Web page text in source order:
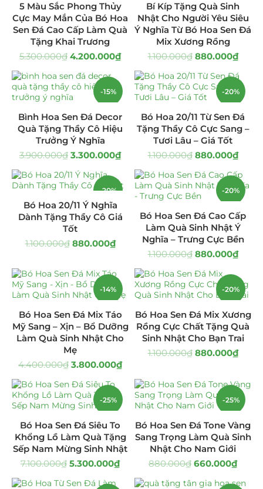
Tiểu Cảnh Lan Sen Đá
Hoa Ngày Lễ 8/3
Hoa Tặng 20/10
Quà Tặng (507)
Quà Noel - Quà Giáng Sinh
Quà Tặng Khách Hàng
(320)
Sen Đá DECOR
Bó Hoa Sen Đá (32)
Hoa Cưới Sen Đá
Hoa Khai Trương Sen Đá (299)
Hoa Sinh Nhật Sen Đá (340)
Lẵng Hoa Sen Đá (160)
Tiểu Cảnh Sen Đá
5 Màu Sắc Phong Thủy
Cực May Mắn Của Bó Hoa
Sen Đá Cao Cấp Làm Quà
Tặng Khai Trương
5.300.000₫ 4.200.000₫
Bí Kíp Tặng Quà Sinh
Nhật Cho Người Yêu Siêu
Ý Nghĩa Từ Bó Hoa Sen Đá
Mix Xương Rồng
1.100.000₫ 880.000₫
-15%
Bình Hoa Sen Đá Decor
Quà Tặng Thầy Cô Hiệu
Trưởng Ý Nghĩa
3.900.000₫ 3.300.000₫
-20%
Bó Hoa 20/11 Từ Sen Đá
Tặng Thầy Cô Cực Sang –
Tươi Lâu – Giá Tốt
1.100.000₫ 880.000₫
-20%
Bó Hoa 20/11 Ý Nghĩa
Dành Tặng Thầy Cô Giá
Tốt
1.100.000₫ 880.000₫
-20%
Bó Hoa Sen Đá Cao Cấp
Làm Quà Sinh Nhật Ý
Nghĩa – Trưng Cực Bền
1.100.000₫ 880.000₫
-14%
Bó Hoa Sen Đá Mix Táo
Mỹ Sang – Xịn – Bổ Dưỡng
Làm Quà Sinh Nhật Cho
Mẹ
4.400.000₫ 3.800.000₫
-20%
Bó Hoa Sen Đá Mix Xương
Rồng Cực Chất Tặng Quà
Sinh Nhật Cho Bạn Trai
1.100.000₫ 880.000₫
-25%
Bó Hoa Sen Đá Siêu To
Khổng Lồ Làm Quà Tặng
Sếp Nam Mừng Sinh Nhật
7.100.000₫ 5.300.000₫
-25%
Bó Hoa Sen Đá Tone Vàng
Sang Trọng Làm Quà Sinh
Nhật Cho Nam Giới
880.000₫ 660.000₫